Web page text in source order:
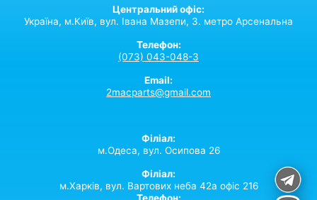
Центральний офіс:
Україна, м.Київ, вул. Івана Мазепи, 3. метро Арсенальна
Телефон:
(073) 043-048-3
Email:
2macparts@gmail.com
Філіал:
м.Одеса, вул. Осипова 26
Філіал:
м.Харків, вул. Вартових неба 42а офіс 216